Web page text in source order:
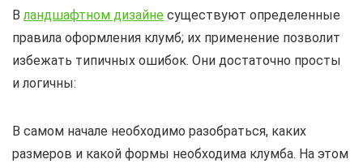
Вландшафтном дизайне существуют определенные
правила оформления клумб; их применение позволит
избежать типичных ошибок. Они достаточно просты
и логичны:
В самом начале необходимо разобраться, каких
размеров и какой формы необходима клумба. На этом